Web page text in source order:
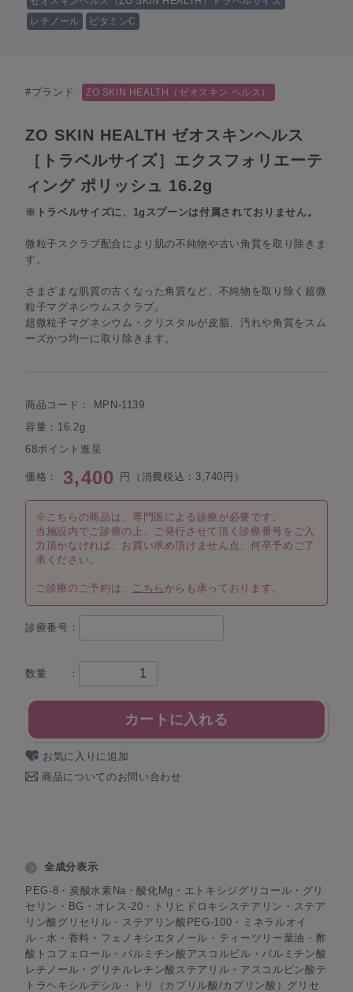
レチノール
ビタミンC
#ブランド ZO SKIN HEALTH（ゼオスキン ヘルス）
ZO SKIN HEALTH ゼオスキンヘルス
［トラベルサイズ］エクスフォリエーテ
ィング ポリッシュ 16.2g
※トラベルサイズに、1gスプーンは付属されておりません。
微粒子スクラブ配合により肌の不純物や古い角質を取り除きま
す。
さまざまな肌質の古くなった角質など、不純物を取り除く超微
粒子マグネシウムスクラブ。
超微粒子マグネシウム・クリスタルが皮脂、汚れや角質をスム
ーズかつ均一に取り除きます。
商品コード： MPN-1139
容量：16.2g
68ポイント進呈
価格： 3,400 円（消費税込：3,740円）
※こちらの商品は、専門医による診療が必要です。
当施設内でご診療の上、ご発行させて頂く診療番号をご入
力頂かなければ、お買い求め頂けません点、何卒予めご了
承ください。
ご診療のご予約は、 こちら からも承っております。
診療番号：
数量 ：
カートに入れる
お気に入りに追加
商品についてのお問い合わせ
全成分表示
PEG-8・炭酸水素Na・酸化Mg・エトキシジグリコール・グリ
セリン・BG・オレス-20・トリヒドロキシステアリン・ステア
リン酸グリセリル・ステアリン酸PEG-100・ミネラルオイ
ル・水・香料・フェノキシエタノール・ティーツリー葉油・酢
酸トコフェロール・パルミチン酸アスコルビル・パルミチン酸
レチノール・グリチルレチン酸ステアリル・アスコルビン酸テ
トラヘキシルデシル・トリ（カプリル酸/カプリン酸）グリセ